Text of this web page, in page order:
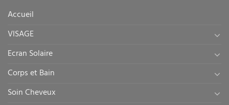
Accueil
VISAGE
Ecran Solaire
Corps et Bain
Soin Cheveux